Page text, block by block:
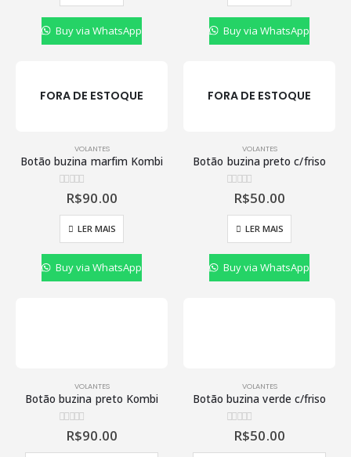
Buy via WhatsApp Buy via WhatsApp
FORA DE ESTOQUE
VOLANTES
Botão buzina marfim Kombi
de 5
R$90.00
LER MAIS
Buy via WhatsApp
FORA DE ESTOQUE
VOLANTES
Botão buzina preto c/friso
de 5
R$50.00
LER MAIS
Buy via WhatsApp
VOLANTES
Botão buzina preto Kombi
de 5
R$90.00
VOLANTES
Botão buzina verde c/friso
de 5
R$50.00